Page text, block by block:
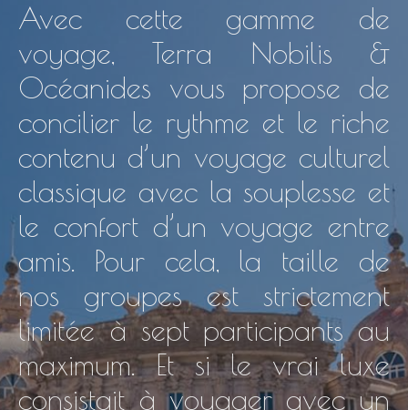
Avec cette gamme de
voyage, Terra Nobilis &
Océanides vous propose de
concilier le rythme et le riche
contenu d’un voyage culturel
classique avec la souplesse et
le confort d’un voyage entre
amis. Pour cela, la taille de
nos groupes est strictement
limitée à sept participants au
maximum. Et si le vrai luxe
consistait à voyager avec un